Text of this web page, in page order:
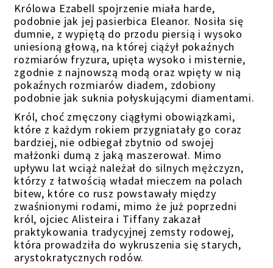
Królowa Ezabell spojrzenie miała harde,
podobnie jak jej pasierbica Eleanor. Nosiła się
dumnie, z wypiętą do przodu piersią i wysoko
uniesioną głową, na której ciążył pokaźnych
rozmiarów fryzura, upięta wysoko i misternie,
zgodnie z najnowszą modą oraz wpięty w nią
pokaźnych rozmiarów diadem, zdobiony
podobnie jak suknia połyskującymi diamentami.
Król, choć zmęczony ciągłymi obowiązkami,
które z każdym rokiem przygniatały go coraz
bardziej, nie odbiegał zbytnio od swojej
małżonki dumą z jaką maszerował. Mimo
upływu lat wciąż należał do silnych mężczyzn,
którzy z łatwością władał mieczem na polach
bitew, które co rusz powstawały między
zwaśnionymi rodami, mimo że już poprzedni
król, ojciec Alisteira i Tiffany zakazał
praktykowania tradycyjnej zemsty rodowej,
która prowadziła do wykruszenia się starych,
arystokratycznych rodów.